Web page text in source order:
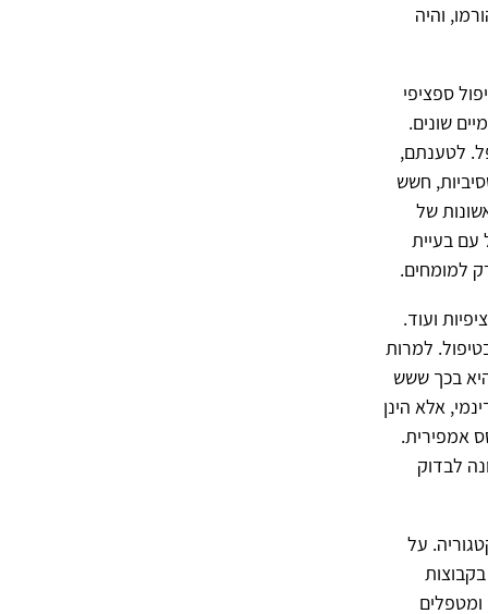
והיה
ספציפי
שונים.
לטענתם,
חשש
של
עם בעיית
למומחים.
ועוד.
למרות
בכך ששש
אלא הינן
אמפירית.
לבדוק
על
ומטפלים